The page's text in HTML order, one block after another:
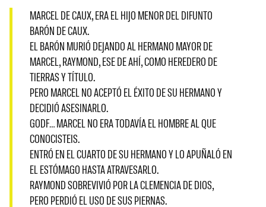
MARCEL DE CAUX, ERA EL HIJO MENOR DEL DIFUNTO
BARÓN DE CAUX.
EL BARÓN MURIÓ DEJANDO AL HERMANO MAYOR DE
MARCEL, RAYMOND, ESE DE AHÍ, COMO HEREDERO DE
TIERRAS Y TÍTULO.
PERO MARCEL NO ACEPTÓ EL ÉXITO DE SU HERMANO Y
DECIDIÓ ASESINARLO.
GODF… MARCEL NO ERA TODAVÍA EL HOMBRE AL QUE
CONOCISTEIS.
ENTRÓ EN EL CUARTO DE SU HERMANO Y LO APUÑALÓ EN
EL ESTÓMAGO HASTA ATRAVESARLO.
RAYMOND SOBREVIVIÓ POR LA CLEMENCIA DE DIOS,
PERO PERDIÓ EL USO DE SUS PIERNAS.